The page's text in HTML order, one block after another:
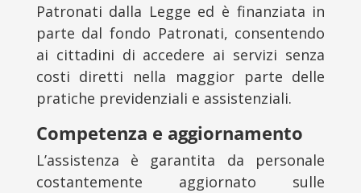
Patronati dalla Legge ed è finanziata in
parte dal fondo Patronati, consentendo
ai cittadini di accedere ai servizi senza
costi diretti nella maggior parte delle
pratiche previdenziali e assistenziali.
Competenza e aggiornamento
L’assistenza è garantita da personale
costantemente aggiornato sulle